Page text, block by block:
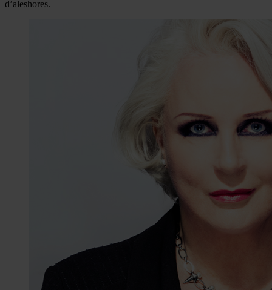
d’aleshores.